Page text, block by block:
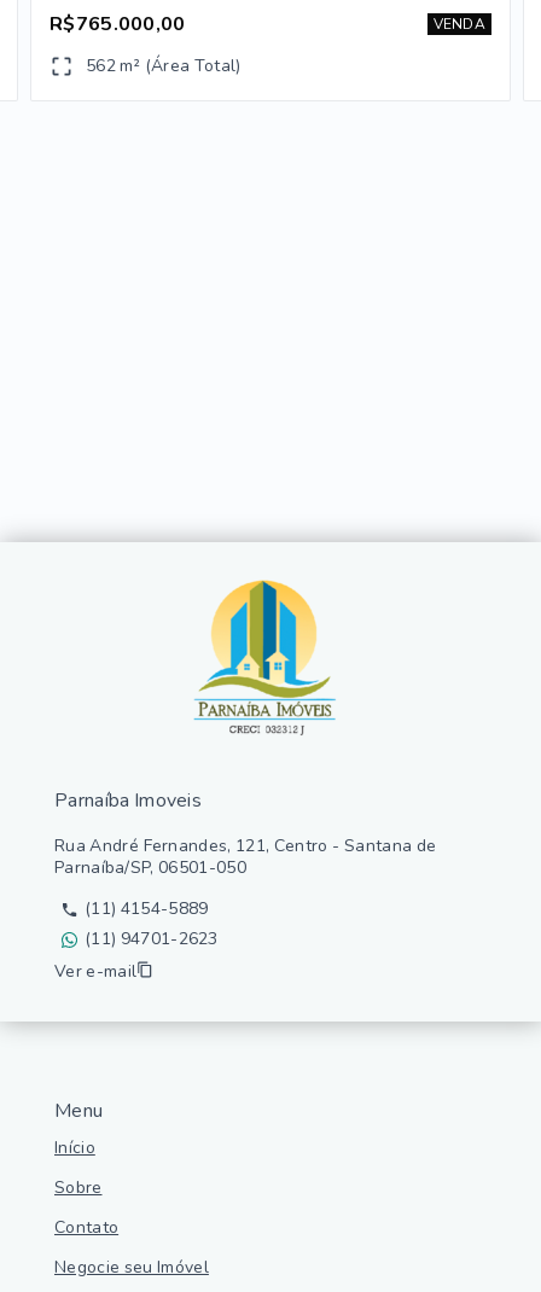
R$765.000,00 VENDA
562 m² (Área Total)
Menu
Início
Sobre
Contato
Negocie seu Imóvel
Parnaíba Imoveis
Rua André Fernandes, 121, Centro - Santana de
Parnaíba/SP, 06501-050
(11) 4154-5889
(11) 94701-2623
Ver e-mail